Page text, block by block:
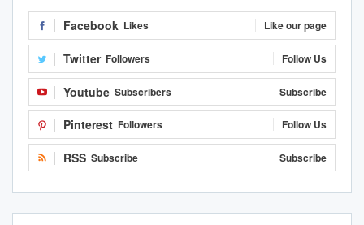
Facebook Likes Like our page
Twitter Followers Follow Us
Youtube Subscribers Subscribe
Pinterest Followers Follow Us
RSS Subscribe Subscribe